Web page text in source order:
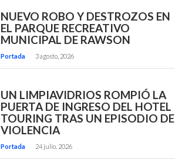
NUEVO ROBO Y DESTROZOS EN
EL PARQUE RECREATIVO
MUNICIPAL DE RAWSON
Portada 3 agosto, 2026
UN LIMPIAVIDRIOS ROMPIÓ LA
PUERTA DE INGRESO DEL HOTEL
TOURING TRAS UN EPISODIO DE
VIOLENCIA
Portada 24 julio, 2026